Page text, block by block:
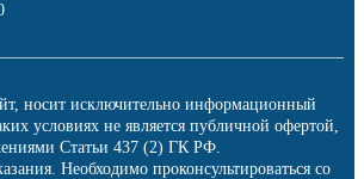
носит исключительно информационный
условиях не является публичной офертой,
Статьи 437 (2) ГК РФ.
Необходимо проконсультироваться со